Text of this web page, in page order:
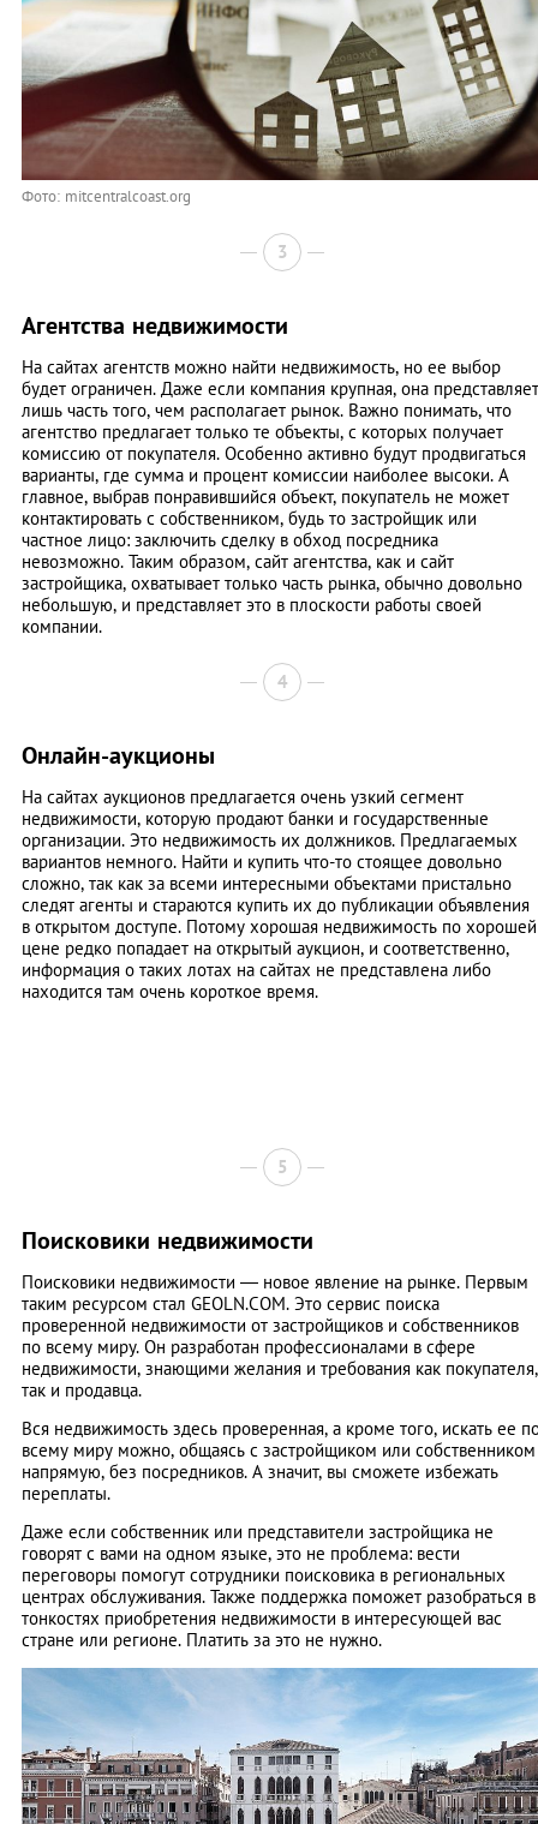
Фото: mitcentralcoast.org
3
Агентства недвижимости
На сайтах агентств можно найти недвижимость, но ее выбор
будет ограничен. Даже если компания крупная, она представляет
лишь часть того, чем располагает рынок. Важно понимать, что
агентство предлагает только те объекты, с которых получает
комиссию от покупателя. Особенно активно будут продвигаться
варианты, где сумма и процент комиссии наиболее высоки. А
главное, выбрав понравившийся объект, покупатель не может
контактировать с собственником, будь то застройщик или
частное лицо: заключить сделку в обход посредника
невозможно. Таким образом, сайт агентства, как и сайт
застройщика, охватывает только часть рынка, обычно довольно
небольшую, и представляет это в плоскости работы своей
компании.
4
Онлайн-аукционы
На сайтах аукционов предлагается очень узкий сегмент
недвижимости, которую продают банки и государственные
организации. Это недвижимость их должников. Предлагаемых
вариантов немного. Найти и купить что-то стоящее довольно
сложно, так как за всеми интересными объектами пристально
следят агенты и стараются купить их до публикации объявления
в открытом доступе. Потому хорошая недвижимость по хорошей
цене редко попадает на открытый аукцион, и соответственно,
информация о таких лотах на сайтах не представлена либо
находится там очень короткое время.
5
Поисковики недвижимости
Поисковики недвижимости ― новое явление на рынке. Первым
таким ресурсом стал GEOLN.COM. Это сервис поиска
проверенной недвижимости от застройщиков и собственников
по всему миру. Он разработан профессионалами в сфере
недвижимости, знающими желания и требования как покупателя,
так и продавца.
Вся недвижимость здесь проверенная, а кроме того, искать ее
всему миру можно, общаясь с застройщиком или собственником
напрямую, без посредников. А значит, вы сможете избежать
переплаты.
Даже если собственник или представители застройщика не
говорят с вами на одном языке, это не проблема: вести
переговоры помогут сотрудники поисковика в региональных
центрах обслуживания. Также поддержка поможет разобраться в
тонкостях приобретения недвижимости в интересующей вас
стране или регионе. Платить за это не нужно.